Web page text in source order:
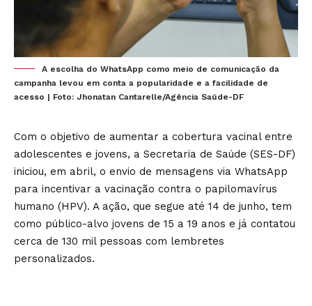
A escolha do WhatsApp como meio de comunicação da
campanha levou em conta a popularidade e a facilidade de
acesso | Foto: Jhonatan Cantarelle/Agência Saúde-DF
Com o objetivo de aumentar a cobertura vacinal entre
adolescentes e jovens, a Secretaria de Saúde (SES-DF)
iniciou, em abril, o envio de mensagens via WhatsApp
para incentivar a vacinação contra o papilomavírus
humano (HPV). A ação, que segue até 14 de junho, tem
como público-alvo jovens de 15 a 19 anos e já contatou
cerca de 130 mil pessoas com lembretes
personalizados.